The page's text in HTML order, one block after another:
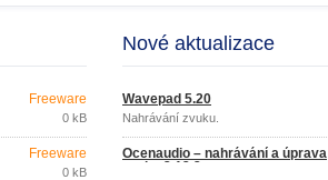
Freeware
0 kB
Freeware
0 kB
Nové aktualizace
Wavepad 5.20
Nahrávání zvuku.
Ocenaudio – nahrávání a úprava
zvuku 3.13.2